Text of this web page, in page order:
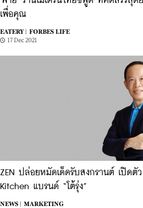
เพื่อคุณ
EATERY |
FORBES LIFE
17 Dec 2021
ZEN ปล่อยหมัดเด็ดรับสงกรานต์ เปิดตั
Kitchen แบรนด์ “โต้รุ่ง”
NEWS |
MARKETING